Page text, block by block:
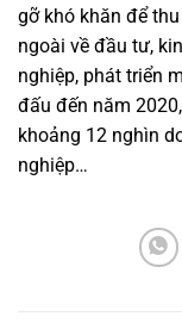
gỡ khó khăn để
ngoài về đầu tư,
nghiệp, phát triển
đấu đến năm
khoảng 12 nghìn
nghiệp…